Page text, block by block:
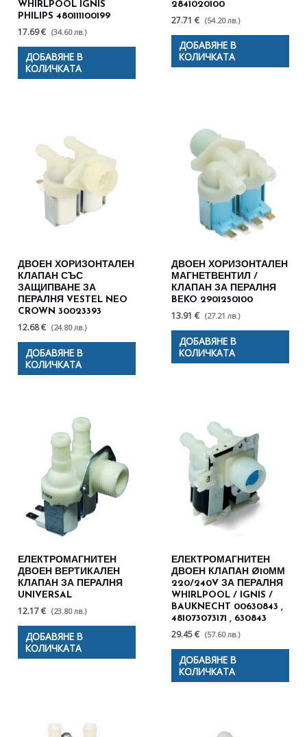
WHIRLPOOL IGNIS
PHILIPS 480111100199
17.69 € (34.60 лв.)
ДОБАВЯНЕ В
КОЛИЧКАТА
2841020100
27.71 € (54.20 лв.)
ДОБАВЯНЕ В
КОЛИЧКАТА
ДВОЕН ХОРИЗОНТАЛЕН
КЛАПАН СЪС
ЗАЩИПВАНЕ ЗА
ПЕРАЛНЯ VESTEL NEO
CROWN 30023393
12.68 € (24.80 лв.)
ДОБАВЯНЕ В
КОЛИЧКАТА
ДВОЕН ХОРИЗОНТАЛЕН
МАГНЕТВЕНТИЛ /
КЛАПАН ЗА ПЕРАЛНЯ
BEKO 2901250100
13.91 € (27.21 лв.)
ДОБАВЯНЕ В
КОЛИЧКАТА
ЕЛЕКТРОМАГНИТЕН
ДВОЕН ВЕРТИКАЛЕН
КЛАПАН ЗА ПЕРАЛНЯ
UNIVERSAL
12.17 € (23.80 лв.)
ДОБАВЯНЕ В
КОЛИЧКАТА
ЕЛЕКТРОМАГНИТЕН
ДВОЕН КЛАПАН Ø10ММ
220/240V ЗА ПЕРАЛНЯ
WHIRLPOOL / IGNIS /
BAUKNECHT 00630843 ,
481073073171 , 630843
29.45 € (57.60 лв.)
ДОБАВЯНЕ В
КОЛИЧКАТА